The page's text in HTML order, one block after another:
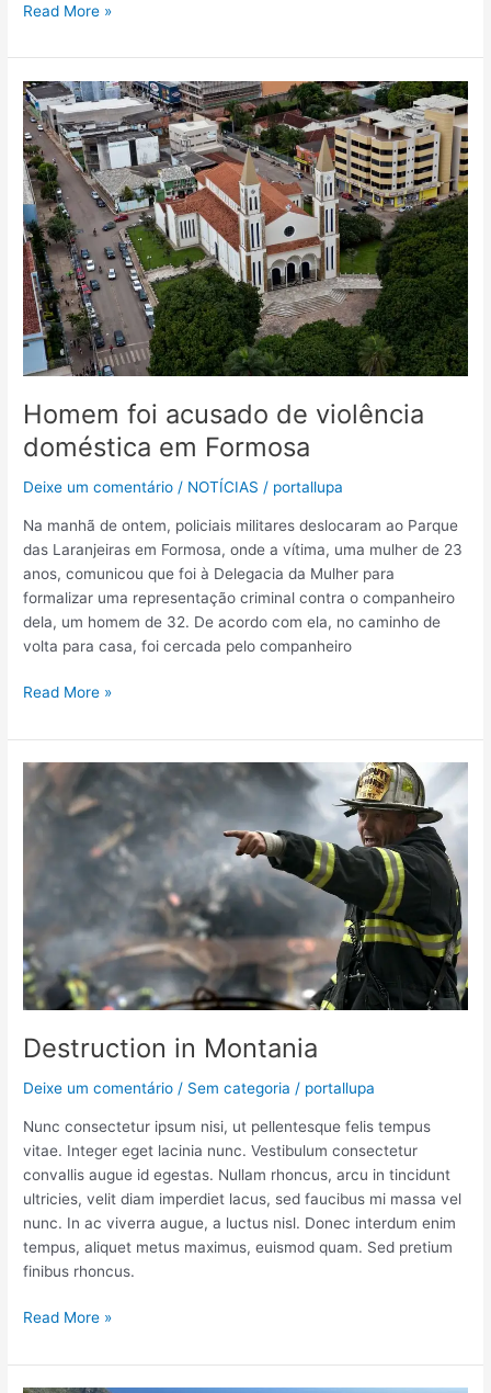
Read More »
Homem foi acusado de violência
doméstica em Formosa
Deixe um comentário / NOTÍCIAS / portallupa
Na manhã de ontem, policiais militares deslocaram ao Parque
das Laranjeiras em Formosa, onde a vítima, uma mulher de 23
anos, comunicou que foi à Delegacia da Mulher para
formalizar uma representação criminal contra o companheiro
dela, um homem de 32. De acordo com ela, no caminho de
volta para casa, foi cercada pelo companheiro
Homem
foi
acusado
de
violência
doméstica
em
Formosa
Read More »
Destruction in Montania
Deixe um comentário / Sem categoria / portallupa
Nunc consectetur ipsum nisi, ut pellentesque felis tempus
vitae. Integer eget lacinia nunc. Vestibulum consectetur
convallis augue id egestas. Nullam rhoncus, arcu in tincidunt
ultricies, velit diam imperdiet lacus, sed faucibus mi massa vel
nunc. In ac viverra augue, a luctus nisl. Donec interdum enim
tempus, aliquet metus maximus, euismod quam. Sed pretium
finibus rhoncus.
Destruction
in
Montania
Read More »